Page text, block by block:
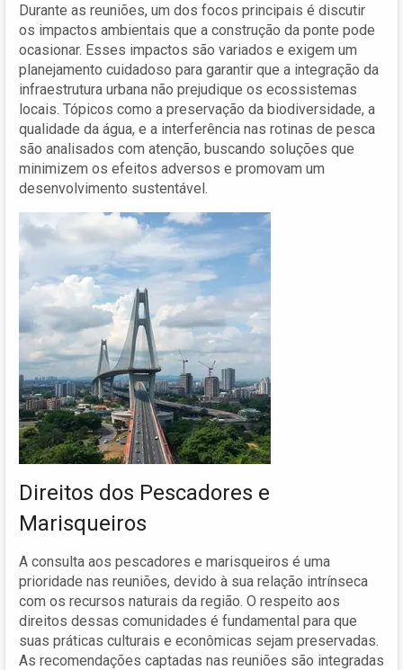
Durante as reuniões, um dos focos principais é discutir
os impactos ambientais que a construção da ponte pode
ocasionar. Esses impactos são variados e exigem um
planejamento cuidadoso para garantir que a integração da
infraestrutura urbana não prejudique os ecossistemas
locais. Tópicos como a preservação da biodiversidade, a
qualidade da água, e a interferência nas rotinas de pesca
são analisados com atenção, buscando soluções que
minimizem os efeitos adversos e promovam um
desenvolvimento sustentável.
Direitos dos Pescadores e
Marisqueiros
A consulta aos pescadores e marisqueiros é uma
prioridade nas reuniões, devido à sua relação intrínseca
com os recursos naturais da região. O respeito aos
direitos dessas comunidades é fundamental para que
suas práticas culturais e econômicas sejam preservadas.
As recomendações captadas nas reuniões são integradas